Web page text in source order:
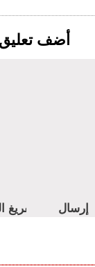
أضف تعليق